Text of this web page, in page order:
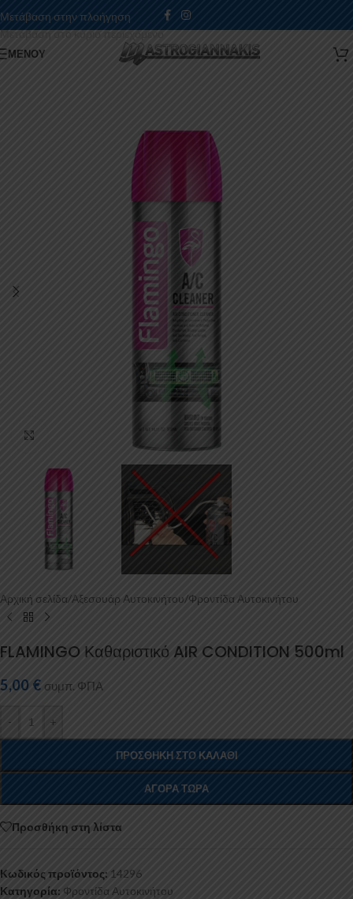
Μετάβαση στην πλοήγηση
Μετάβαση στο κύριο περιεχόμενο
ΜΕΝΟΎ
Κάντε κλικ για μεγέθυνση
Αρχική σελίδα/Αξεσουάρ Αυτοκινήτου/Φροντίδα Αυτοκινήτου
FLAMINGO Καθαριστικό AIR CONDITION 500ml
5,00 € συμπ. ΦΠΑ
- +
ΠΡΟΣΘΉΚΗ ΣΤΟ ΚΑΛΆΘΙ
ΑΓΟΡΆ ΤΏΡΑ
Προσθήκη στη λίστα
Κωδικός προϊόντος: 14296
Κατηγορία: Φροντίδα Αυτοκινήτου